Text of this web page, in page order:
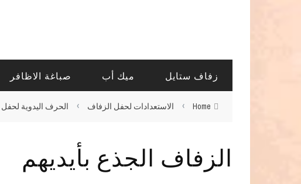
زفاف ستايل ميك أب صباغة الاظافر
Home
› الاستعدادات لحفل الزفاف › الحرف اليدوية
الزفاف الجذع بأيديهم